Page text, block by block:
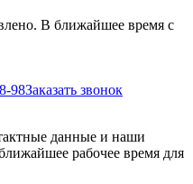
В ближайшее время с
98Заказать звонок
данные и наши
рабочее время для